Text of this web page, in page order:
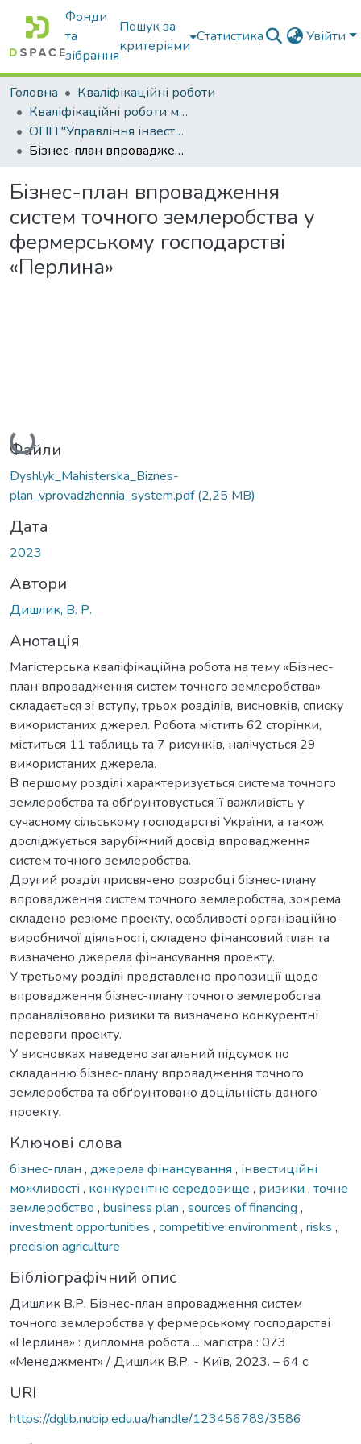
Фонди
та
зібрання
Пошук за
критеріями
Статистика Увійти
Головна
Кваліфікаційні роботи
Кваліфікаційні роботи магістрів
ОПП "Управління інвестиційною діяльністю та міжнародними проектами"
Бізнес-план впровадження систем точного землеробства у фермерському господарстві «Перлина»
Бізнес-план впровадження
систем точного землеробства у
фермерському господарстві
«Перлина»
Вантажиться...
Файли
Dyshlyk_Mahisterska_Biznes-
plan_vprovadzhennia_system.pdf(2,25 MB)
Дата
2023
Автори
Дишлик, В. Р.
Анотація
Магістерська кваліфікаційна робота на тему «Бізнес-
план впровадження систем точного землеробства»
складається зі вступу, трьох розділів, висновків, списку
використаних джерел. Робота містить 62 сторінки,
міститься 11 таблиць та 7 рисунків, налічується 29
використаних джерела.
В першому розділі характеризується система точного
землеробства та обґрунтовується її важливість у
сучасному сільському господарстві України, а також
досліджується зарубіжний досвід впровадження
систем точного землеробства.
Другий розділ присвячено розробці бізнес-плану
впровадження систем точного землеробства, зокрема
складено резюме проекту, особливості організаційно-
виробничої діяльності, складено фінансовий план та
визначено джерела фінансування проекту.
У третьому розділі представлено пропозиції щодо
впровадження бізнес-плану точного землеробства,
проаналізовано ризики та визначено конкурентні
переваги проекту.
У висновках наведено загальний підсумок по
складанню бізнес-плану впровадження точного
землеробства та обґрунтовано доцільність даного
проекту.
Ключові слова
бізнес-план , джерела фінансування , інвестиційні
можливості , конкурентне середовище , ризики , точне
землеробство , business plan , sources of financing ,
investment opportunities , competitive environment, risks ,
precision agriculture
Бібліографічний опис
Дишлик В.Р. Бізнес-план впровадження систем
точного землеробства у фермерському господарстві
«Перлина» : дипломна робота ... магістра : 073
«Менеджмент» / Дишлик В.Р. - Київ, 2023. – 64 с.
URI
https://dglib.nubip.edu.ua/handle/123456789/3586